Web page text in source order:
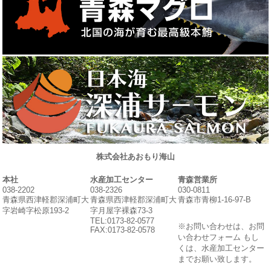
株式会社あおもり海山
本社
038-2202
青森県西津軽郡深浦町大
字岩崎字松原193-2
水産加工センター
038-2326
青森県西津軽郡深浦町大
字月屋字裸森73-3
TEL:0173-82-0577
FAX:0173-82-0578
青森営業所
030-0811
青森市青柳1-16-97-B
※お問い合わせは、お問
い合わせフォーム もし
くは、水産加工センター
までお願い致します。